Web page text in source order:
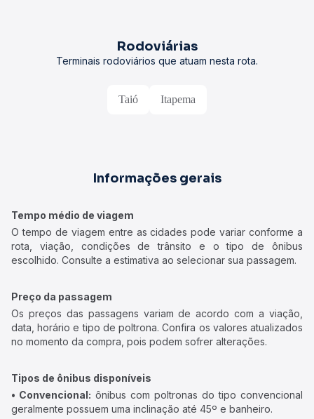
Rodoviárias
Terminais rodoviários que atuam nesta rota.
Taió Itapema
Informações gerais
Tempo médio de viagem
O tempo de viagem entre as cidades pode variar conforme a
rota, viação, condições de trânsito e o tipo de ônibus
escolhido. Consulte a estimativa ao selecionar sua passagem.
Preço da passagem
Os preços das passagens variam de acordo com a viação,
data, horário e tipo de poltrona. Confira os valores atualizados
no momento da compra, pois podem sofrer alterações.
Tipos de ônibus disponíveis
• Convencional: ônibus com poltronas do tipo convencional
geralmente possuem uma inclinação até 45º e banheiro.